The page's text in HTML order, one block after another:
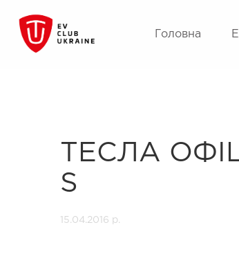
Головна
ТЕСЛА
S
15.04.2016 р.